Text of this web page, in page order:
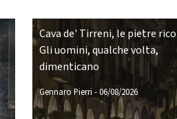
Cava de' Tirreni, le pietre
Gli uomini, qualche volta,
dimenticano
Gennaro Pierri -06/08/2026